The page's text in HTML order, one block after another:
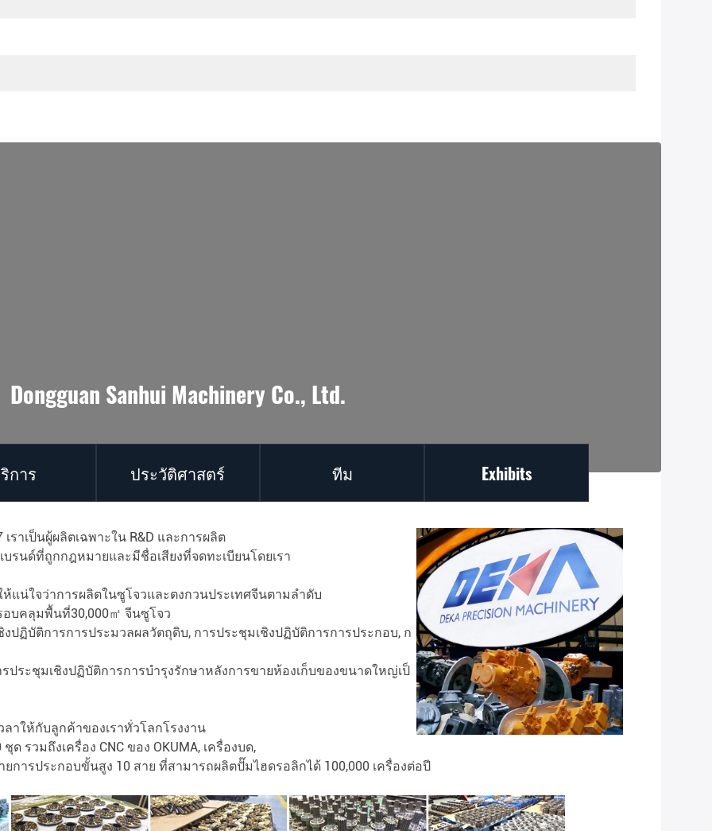
Dongguan Sanhui Machinery Co., Ltd.
การ ประวัติศาสตร์ ทีม Exhibits
ราเป็นผู้ผลิตเฉพาะใน R&D และการผลิต
บรนด์ที่ถูกกฎหมายและมีชื่อเสียงที่จดทะเบียนโดยเรา
แน่ใจว่าการผลิตในซูโจวและตงกวนประเทศจีนตามลำดับ
บคลุมพื้นที่30,000㎡ จีนซูโจว
ปฏิบัติการการประมวลผลวัตถุดิบ, การประชุมเชิงปฏิบัติการการประกอบ, ก
ระชุมเชิงปฏิบัติการการบำรุงรักษาหลังการขายห้องเก็บของขนาดใหญ่เป็
ลาให้กับลูกค้าของเราทั่วโลกโรงงาน
รวมถึงเครื่อง CNC ของ OKUMA, เครื่องบด,
ยการประกอบขั้นสูง 10 สาย ที่สามารถผลิตปั๊มไฮดรอลิกได้ 100,000 เครื่องต่อปี